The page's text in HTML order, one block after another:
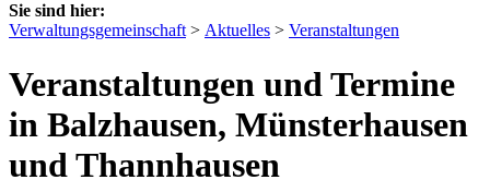
Sie sind hier:
Verwaltungsgemeinschaft > Aktuelles > Veranstaltungen
Veranstaltungen und Termine
in Balzhausen, Münsterhausen
und Thannhausen